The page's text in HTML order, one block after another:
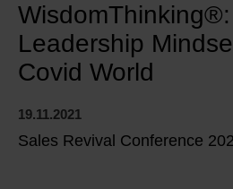
Leadership
Covid World
19.11.2021
Sales Revival Conference